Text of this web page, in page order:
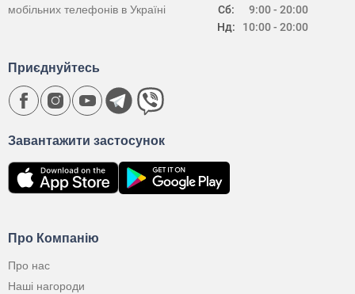
Сб:
Нд:
9:00 - 20:00
10:00 - 20:00
мобільних телефонів в Україні
Про Компанію
Про нас
Наші нагороди
Завантажити застосунок
Приєднуйтесь